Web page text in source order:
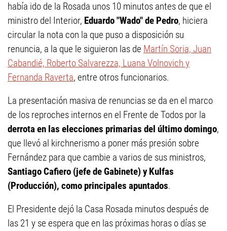
había ido de la Rosada unos 10 minutos antes de que el
ministro del Interior, Eduardo "Wado" de Pedro, hiciera
circular la nota con la que puso a disposición su
renuncia, a la que le siguieron las de Martín Soria, Juan
Cabandié, Roberto Salvarezza, Luana Volnovich y
Fernanda Raverta, entre otros funcionarios.
La presentación masiva de renuncias se da en el marco
de los reproches internos en el Frente de Todos por la
derrota en las elecciones primarias del último domingo,
que llevó al kirchnerismo a poner más presión sobre
Fernández para que cambie a varios de sus ministros,
Santiago Cafiero (jefe de Gabinete) y Kulfas
(Producción), como principales apuntados.
El Presidente dejó la Casa Rosada minutos después de
las 21 y se espera que en las próximas horas o días se